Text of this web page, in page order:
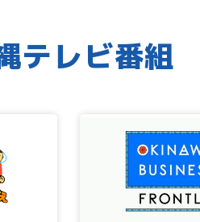
テレビ番組